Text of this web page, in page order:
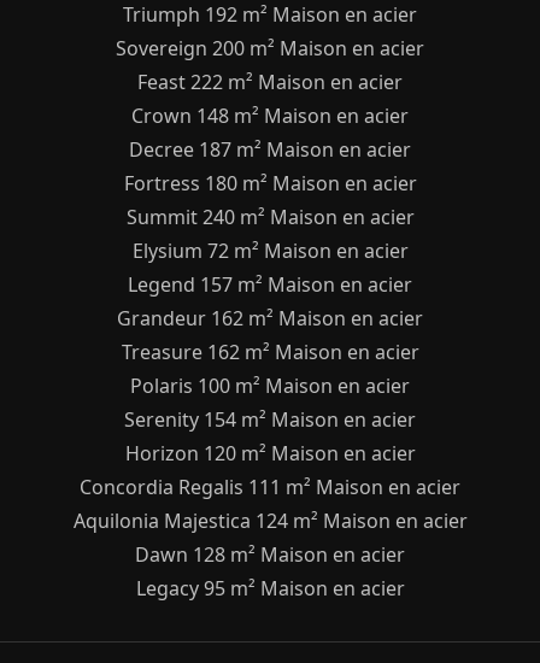
Triumph 192 m² Maison en acier
Sovereign 200 m² Maison en acier
Feast 222 m² Maison en acier
Crown 148 m² Maison en acier
Decree 187 m² Maison en acier
Fortress 180 m² Maison en acier
Summit 240 m² Maison en acier
Elysium 72 m² Maison en acier
Legend 157 m² Maison en acier
Grandeur 162 m² Maison en acier
Treasure 162 m² Maison en acier
Polaris 100 m² Maison en acier
Serenity 154 m² Maison en acier
Horizon 120 m² Maison en acier
Concordia Regalis 111 m² Maison en acier
Aquilonia Majestica 124 m² Maison en acier
Dawn 128 m² Maison en acier
Legacy 95 m² Maison en acier